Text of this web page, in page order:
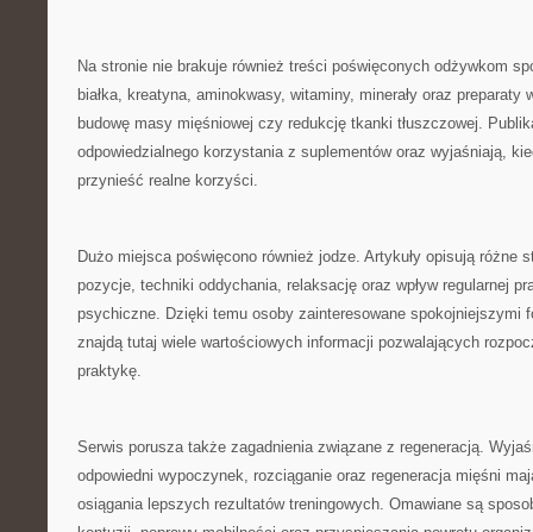
Na stronie nie brakuje również treści poświęconych odżywkom
białka, kreatyna, aminokwasy, witaminy, minerały oraz preparaty
budowę masy mięśniowej czy redukcję tkanki tłuszczowej.
odpowiedzialnego korzystania z suplementów oraz wyjaśniają,
przynieść realne korzyści.
Dużo miejsca poświęcono również jodze. Artykuły opisują różne
pozycje, techniki oddychania, relaksację oraz wpływ regularnej
psychiczne. Dzięki temu osoby zainteresowane spokojniejszymi
znajdą tutaj wiele wartościowych informacji pozwalających
praktykę.
Serwis porusza także zagadnienia związane z regeneracją.
odpowiedni wypoczynek, rozciąganie oraz regeneracja mięśni
osiągania lepszych rezultatów treningowych. Omawiane są